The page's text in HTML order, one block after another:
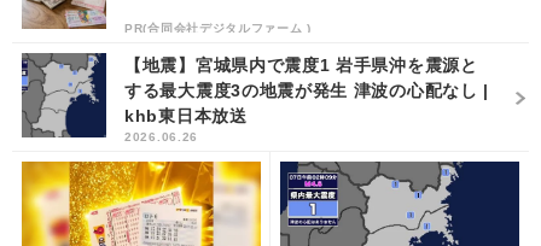
PR(合同会社デジタルファーム )
【地震】宮城県内で震度1 岩手県沖を震源と
する最大震度3の地震が発生 津波の心配なし |
khb東日本放送
2026.06.26